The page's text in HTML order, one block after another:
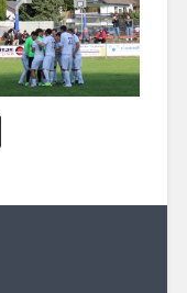
Teilen